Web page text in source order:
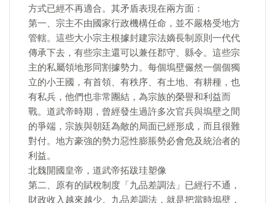
方式已經不再適合。其矛盾表現在兩方面：
第一、宗主不由國家行政機構任命，並不嚴格受地方
管轄。這些大小宗主根據封建宗法嫡長制原則一代代
傳承下去，有些宗主還可以兼任郡守、縣令。這些宗
主的私屬領地形同割據勢力。每個塢壁儼然一個個獨
立的小王國，有首領、有秩序、有土地、有耕種，也
有私兵，他們也非常團結，為宗族的榮譽和利益而
戰。道武帝時期，曾經發生過許多次官兵與塢壁之間
的爭端，宗族與朝廷為敵的局面已經形成，而且很難
對付。地方豪強的勢力惡性膨脹勢必會危及統治者的
利益。
北魏開國皇帝，道武帝拓跋珪塑像
第二、原有的賦稅制度「九品差調法」已經行不通，
財政收入越來越少。九品差調法，就是把當時塢壁，